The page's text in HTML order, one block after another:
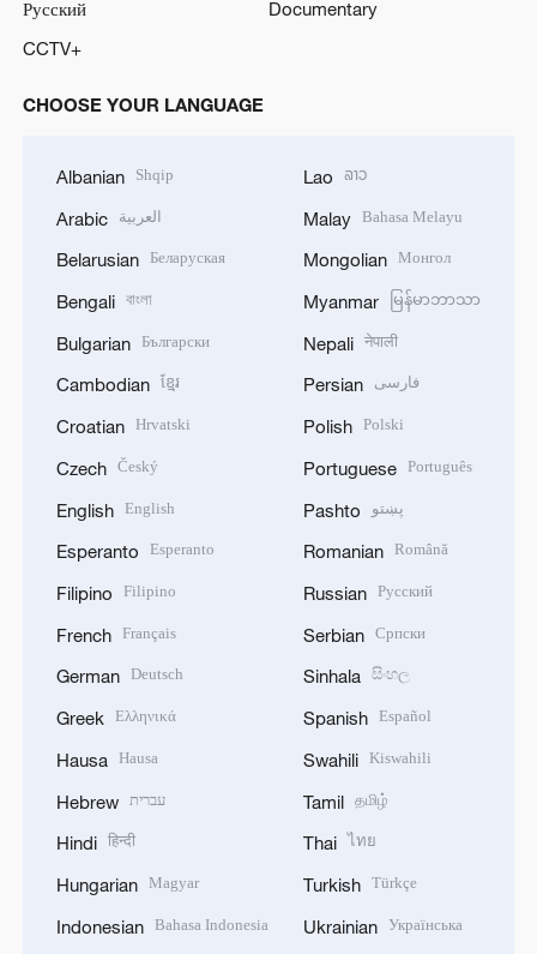
Русский
Documentary
CCTV+
CHOOSE YOUR LANGUAGE
Albanian Shqip
Arabic العربية
Belarusian Беларуская
Bengali বাংলা
Bulgarian Български
Cambodian ខ្មែរ
Croatian Hrvatski
Czech Český
English English
Esperanto Esperanto
Filipino Filipino
French Français
German Deutsch
Greek Ελληνικά
Hausa Hausa
Hebrew עברית
Hindi हिन्दी
Hungarian Magyar
Indonesian Bahasa Indonesia
Lao ລາວ
Malay Bahasa Melayu
Mongolian Монгол
Myanmar မြန်မာဘာသာ
Nepali नेपाली
Persian فارسی
Polish Polski
Portuguese Português
Pashto پښتو
Romanian Română
Russian Русский
Serbian Српски
Sinhala සිංහල
Spanish Español
Swahili Kiswahili
Tamil தமிழ்
Thai ไทย
Turkish Türkçe
Ukrainian Українська